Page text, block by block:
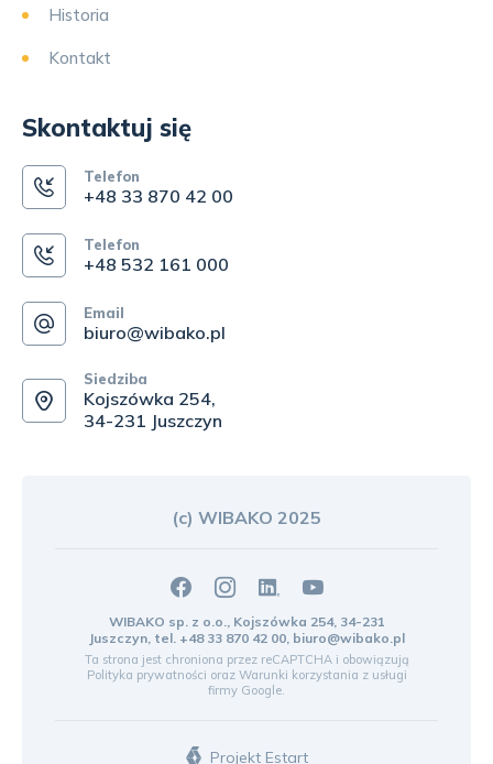
Historia
Kontakt
Skontaktuj się
Telefon
+48 33 870 42 00
Telefon
+48 532 161 000
Email
biuro@wibako.pl
Siedziba
Kojszówka 254,
34-231 Juszczyn
(c) WIBAKO 2025
WIBAKO sp. z o.o., Kojszówka 254, 34-231
Juszczyn, tel. +48 33 870 42 00, biuro@wibako.pl
Ta strona jest chroniona przez reCAPTCHA i obowiązują
Polityka prywatności oraz Warunki korzystania z usługi
firmy Google.
Projekt Estart